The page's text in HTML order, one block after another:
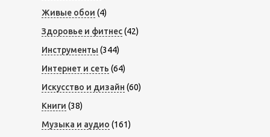
Живые обои (4)
Здоровье и фитнес(42)
Инструменты (344)
Интернет и сеть (64)
Искусство и дизайн (60)
Книги (38)
Музыка и аудио (161)